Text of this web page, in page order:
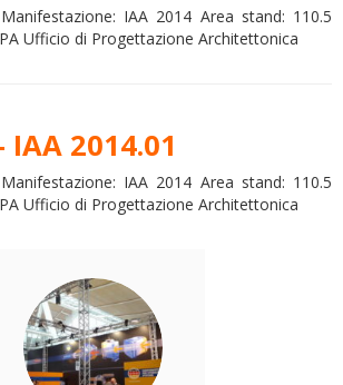
IAA 2014 Area stand: 110.5
Ufficio di Progettazione Architettonica
IAA 2014.01
IAA 2014 Area stand: 110.5
Ufficio di Progettazione Architettonica